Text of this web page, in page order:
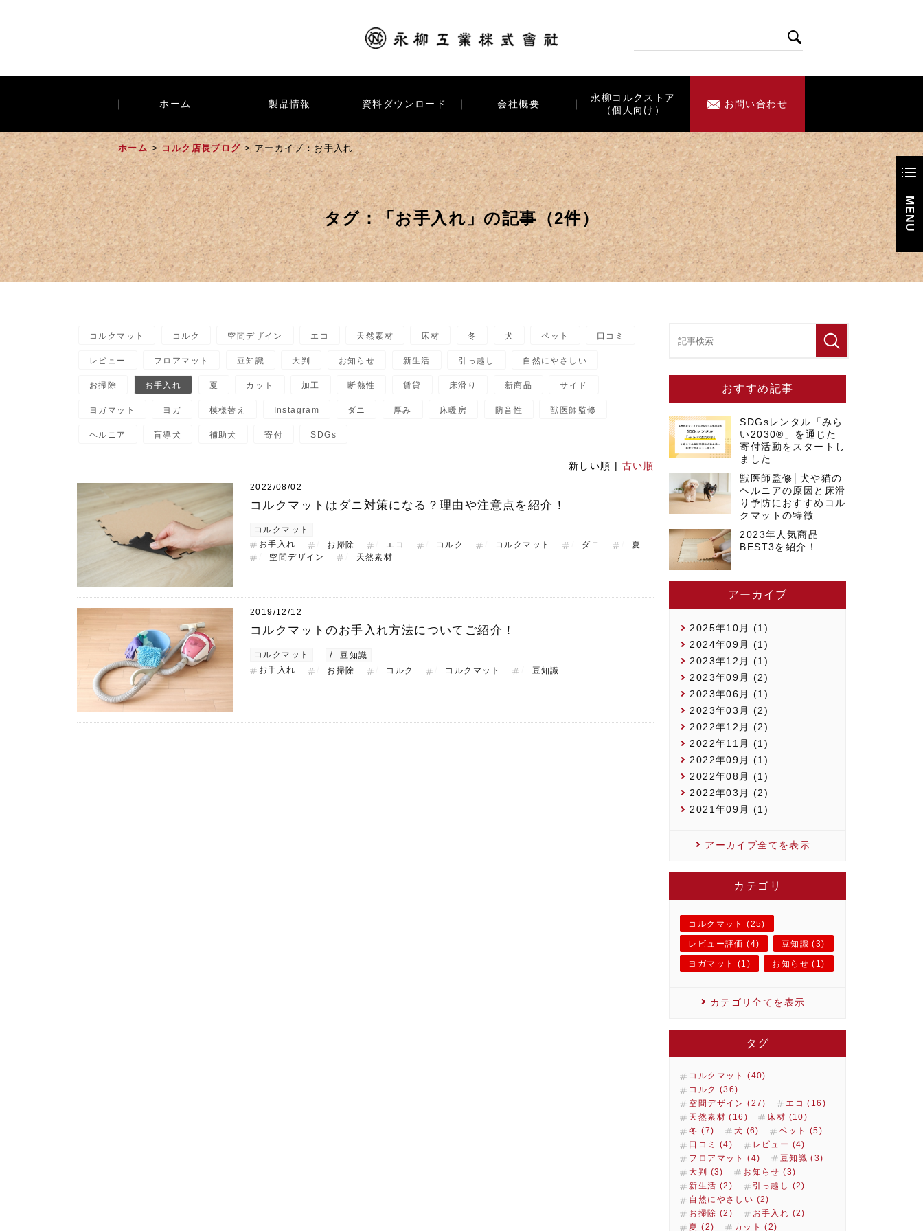
ホーム 製品情報 資料ダウンロード 会社概要
永柳コルクストア
（個人向け）
お問い合わせ
MENU
ホーム > コルク店長ブログ > アーカイブ：お手入れ
タグ：「お手入れ」の記事（2件）
コルクマット コルク 空間デザイン エコ 天然素材 床材 冬 犬 ペット 口コミ
レビュー フロアマット 豆知識 大判 お知らせ 新生活 引っ越し 自然にやさしい
お掃除 お手入れ 夏 カット 加工 断熱性 賃貸 床滑り 新商品 サイド
ヨガマット ヨガ 模様替え Instagram ダニ 厚み 床暖房 防音性 獣医師監修
ヘルニア 盲導犬 補助犬 寄付 SDGs
新しい順 | 古い順
2022/08/02
コルクマットはダニ対策になる？理由や注意点を紹介！
コルクマット
お手入れ
お掃除 エコ コルク コルクマット ダニ
夏
空間デザイン
天然素材
2019/12/12
コルクマットのお手入れ方法についてご紹介！
コルクマット
豆知識
お手入れ
お掃除 コルク コルクマット 豆知識
おすすめ記事
SDGsレンタル「みら
い2030®」を通じた
寄付活動をスタートし
ました
獣医師監修│犬や猫の
ヘルニアの原因と床滑
り予防におすすめコル
クマットの特徴
2023年人気商品
BEST3を紹介！
アーカイブ
2025年10月 (1)
2024年09月 (1)
2023年12月 (1)
2023年09月 (2)
2023年06月 (1)
2023年03月 (2)
2022年12月 (2)
2022年11月 (1)
2022年09月 (1)
2022年08月 (1)
2022年03月 (2)
2021年09月 (1)
アーカイブ全てを表示
カテゴリ
コルクマット (25)
レビュー評価 (4) 豆知識 (3)
ヨガマット (1) お知らせ (1)
カテゴリ全てを表示
タグ
コルクマット (40)
コルク (36)
空間デザイン (27)
エコ (16)
天然素材 (16)
床材 (10)
冬 (7)
犬 (6)
ペット (5)
口コミ (4)
レビュー (4)
フロアマット (4)
豆知識 (3)
大判 (3)
お知らせ (3)
新生活 (2)
引っ越し (2)
自然にやさしい (2)
お掃除 (2)
お手入れ (2)
夏 (2)
カット (2)